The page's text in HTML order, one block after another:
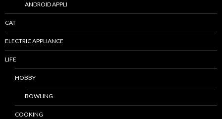
ANDROID APPLI
CAT
ELECTRIC APPLIANCE
LIFE
HOBBY
BOWLING
COOKING